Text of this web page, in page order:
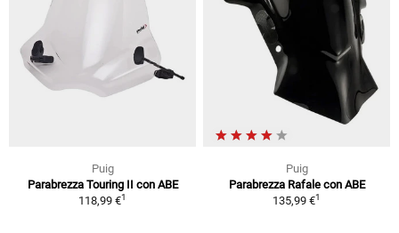
Puig
Parabrezza Touring II con ABE
118,99 €1
Puig
Parabrezza Rafale con ABE
135,99 €1